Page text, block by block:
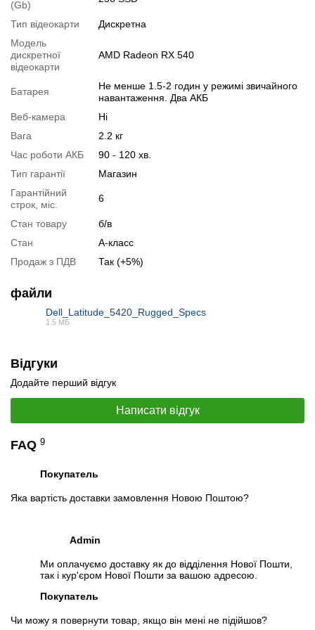
Для цього додайте в корзину відповідну позицію з розділу
"Аксесуари
" разом з основним товаром.
Специфікація, тести та технічні звіти
Специфікація процесора:
Тестування процесора:Intel Core i7-8650U
Тестування відеокарти:
📧 Запит оптової ціни
Слідкувати в Instagram
Слідкувати на Facebook
(Gb)
Тип відеокарти
Дискретна
Модель
дискретної
відеокарти
AMD Radeon RX 540
Батарея
Не менше 1.5-2 годин у режимі звичайного
навантаження. Два АКБ
Веб-камера
Ні
Вага
2.2 кг
Час роботи АКБ
90 - 120 хв.
Тип гарантії
Магазин
Гарантійний
строк, міс.
6
Стан товару
б/в
Стан
А-класс
Продаж з ПДВ
Так (+5%)
файли
Dell_Latitude_5420_Rugged_Specs
1.5 МБ
Відгуки
Додайте перший відгук
Написати відгук
FAQ 9
Покупатель
Яка вартість доставки замовлення Новою Поштою?
Admin
Ми оплачуємо доставку як до відділення Нової Пошти,
так і кур'єром Нової Пошти за вашою адресою.
Покупатель
Чи можу я повернути товар, якщо він мені не підійшов?